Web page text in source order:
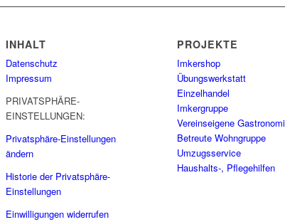
INHALT
Datenschutz
Impressum
PRIVATSPHÄRE-
EINSTELLUNGEN:
Privatsphäre-Einstellungen
ändern
Historie der Privatsphäre-
Einstellungen
Einwilligungen widerrufen
PROJEKTE
Imkershop
Übungswerkstatt
Einzelhandel
Imkergruppe
Vereinseigene
Betreute Wohngruppe
Umzugsservice
Haushalts-, Pflegehilfen